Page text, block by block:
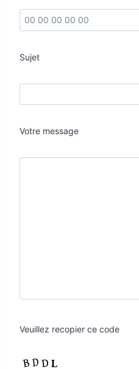
Sujet
Votre message
Veuillez recopier ce code